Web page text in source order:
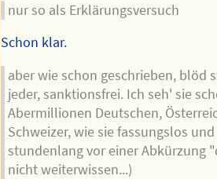
nur so als Erklärungsversuch
Schon klar.
aber wie schon geschrieben, blöd
jeder, sanktionsfrei. Ich seh' sie
Abermillionen Deutschen,
Schweizer, wie sie fassungslos
stundenlang vor einer Abkürzung
nicht weiterwissen...)